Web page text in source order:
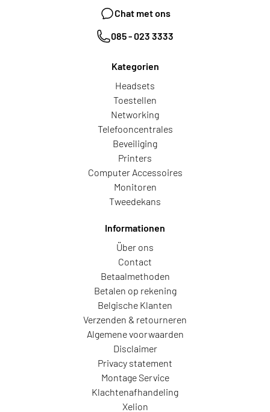
Chat met ons
085 - 023 3333
Kategorien
Headsets
Toestellen
Networking
Telefooncentrales
Beveiliging
Printers
Computer Accessoires
Monitoren
Tweedekans
Informationen
Über ons
Contact
Betaalmethoden
Betalen op rekening
Belgische Klanten
Verzenden & retourneren
Algemene voorwaarden
Disclaimer
Privacy statement
Montage Service
Klachtenafhandeling
Xelion